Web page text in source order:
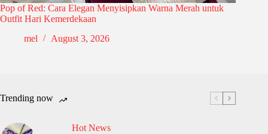
Pop of Red: Cara Elegan Menyisipkan Warna Merah untuk
Outfit Hari Kemerdekaan
mel
August 3, 2026
Trending now
Hot News